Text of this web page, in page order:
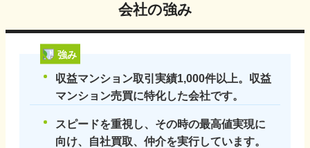
会社の強み
強み
収益マンション取引実績1,000件以上。収益
マンション売買に特化した会社です。
スピードを重視し、その時の最高値実現に
向け、自社買取、仲介を実行しています。